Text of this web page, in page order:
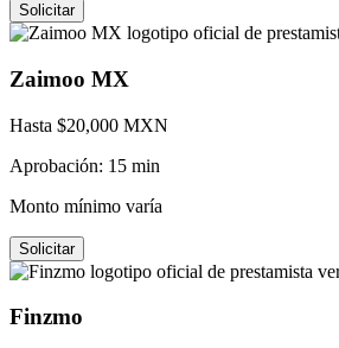
Solicitar
Zaimoo MX
Hasta $20,000 MXN
Aprobación: 15 min
Monto mínimo varía
Solicitar
Finzmo